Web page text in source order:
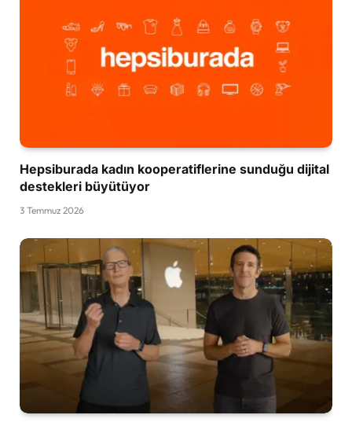
Hepsiburada kadın kooperatiflerine sunduğu dijital
destekleri büyütüyor
3 Temmuz 2026